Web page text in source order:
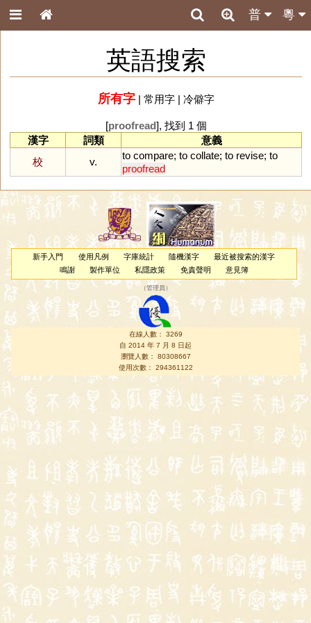
粵
普
英語搜索
所有字| 常用字| 冷僻字
[proofread], 找到 1 個
漢字
詞類
意義
校
v.
to compare; to collate; to revise; to
proofread
新手入門 使用凡例 字庫統計 隨機漢字
最近被搜索的漢字
鳴謝
製作單位 私隱政策 免責聲明 意見簿
（管理員 ）
在線人數： 3269
自 2014 年 7 月 8 日起
瀏覽人數： 80308667
使用次數： 294361122